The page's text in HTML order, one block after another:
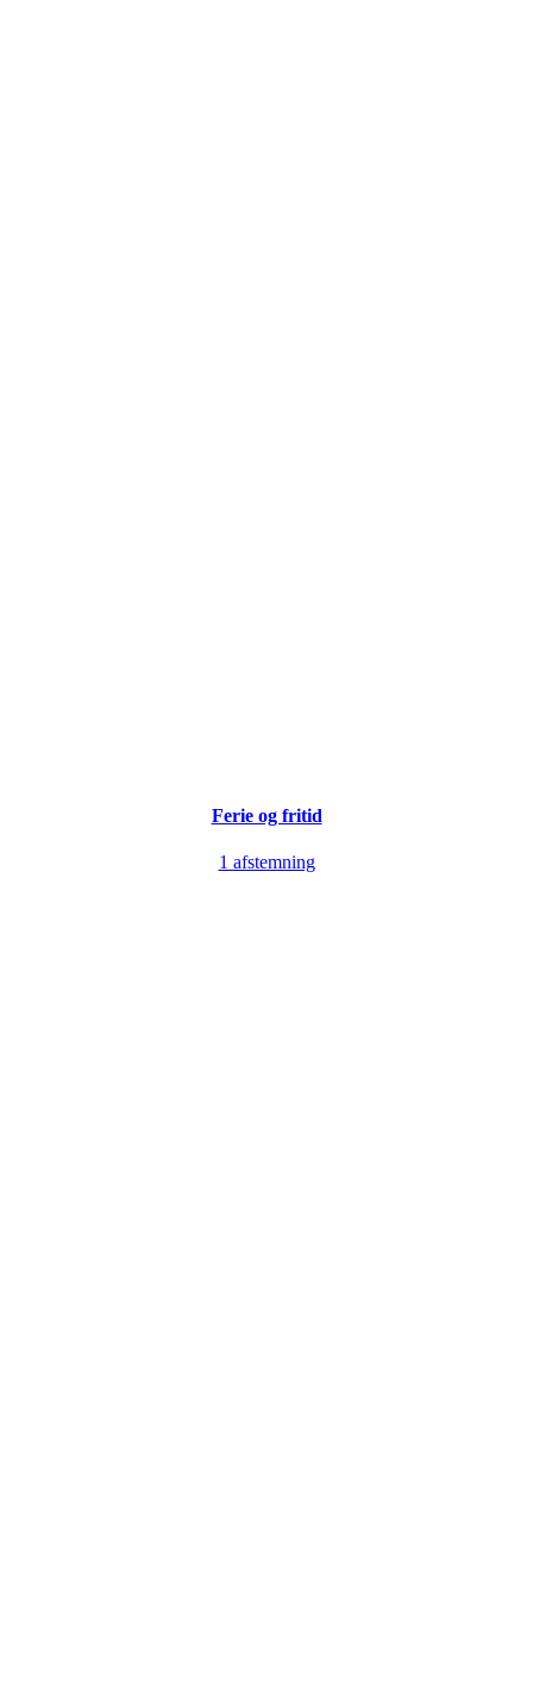
Ferie og fritid
1 afstemning